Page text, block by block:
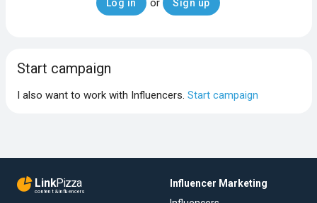
Log in Sign up
Start campaign
I also want to work with Influencers. Start campaign
LinkPizza
content & influencers
Influencer Marketing